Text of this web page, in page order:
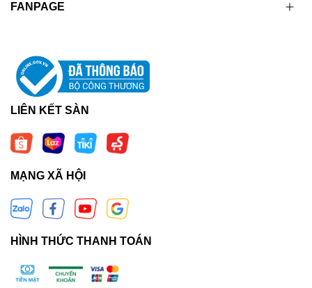
FANPAGE
LIÊN KẾT SÀN
MẠNG XÃ HỘI
HÌNH THỨC THANH TOÁN